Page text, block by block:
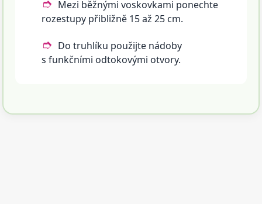
Mezi běžnými voskovkami ponechte
rozestupy přibližně 15 až 25 cm.
Do truhlíku použijte nádoby
s funkčními odtokovými otvory.